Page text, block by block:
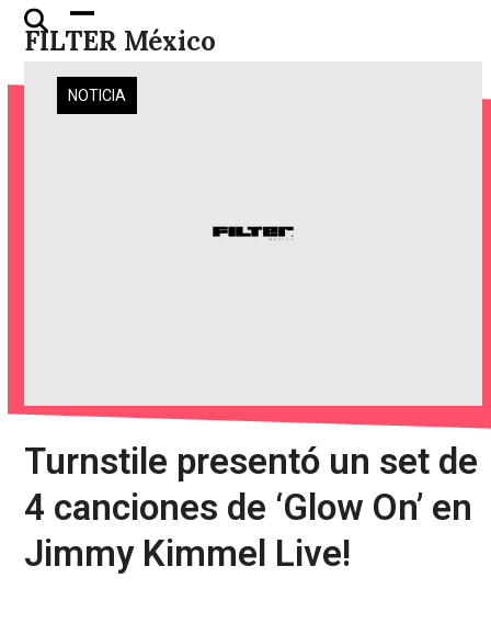
Skip
FILTER México
Open
mobile
menu
Close
mobile
menu
NOTICIA
Turnstile presentó un set de
4 canciones de ‘Glow On’ en
Jimmy Kimmel Live!